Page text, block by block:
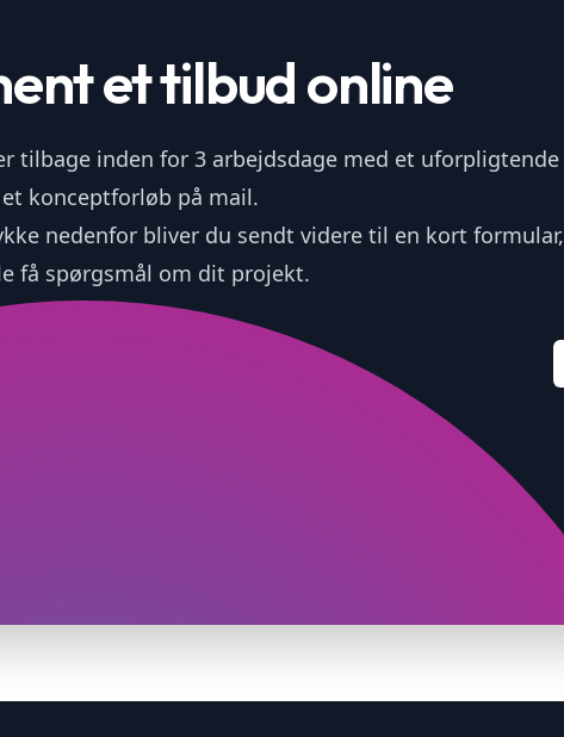
et tilbud online
tilbage inden for 3 arbejdsdage med et uforpligtende
konceptforløb på mail.
nedenfor bliver du sendt videre til en kort formular,
få spørgsmål om dit projekt.